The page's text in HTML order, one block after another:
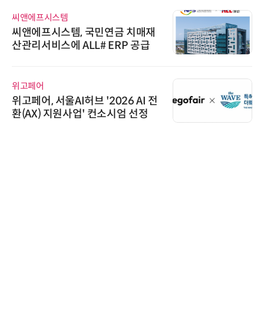
씨앤에프시스템
씨앤에프시스템, 국민연금 치매재
산관리서비스에 ALL# ERP 공급
위고페어
위고페어, 서울AI허브 '2026 AI 전
환(AX) 지원사업' 컨소시엄 선정